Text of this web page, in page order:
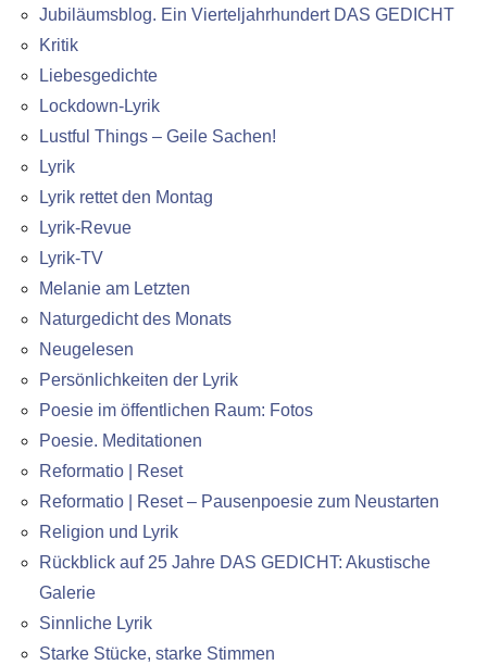
Jubiläumsblog. Ein Vierteljahrhundert DAS GEDICHT
Kritik
Liebesgedichte
Lockdown-Lyrik
Lustful Things – Geile Sachen!
Lyrik
Lyrik rettet den Montag
Lyrik-Revue
Lyrik-TV
Melanie am Letzten
Naturgedicht des Monats
Neugelesen
Persönlichkeiten der Lyrik
Poesie im öffentlichen Raum: Fotos
Poesie. Meditationen
Reformatio | Reset
Reformatio | Reset – Pausenpoesie zum Neustarten
Religion und Lyrik
Rückblick auf 25 Jahre DAS GEDICHT: Akustische
Galerie
Sinnliche Lyrik
Starke Stücke, starke Stimmen